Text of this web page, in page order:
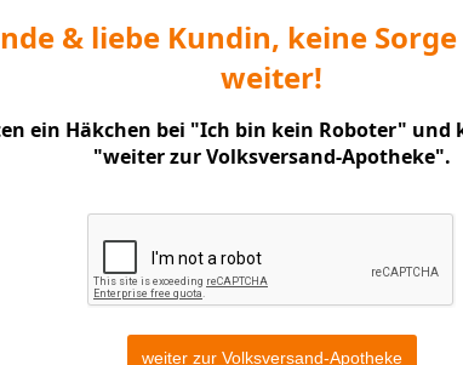
& liebe Kundin, keine
weiter!
ein Häkchen bei "Ich bin kein Roboter" und
"weiter zur Volksversand-Apotheke".